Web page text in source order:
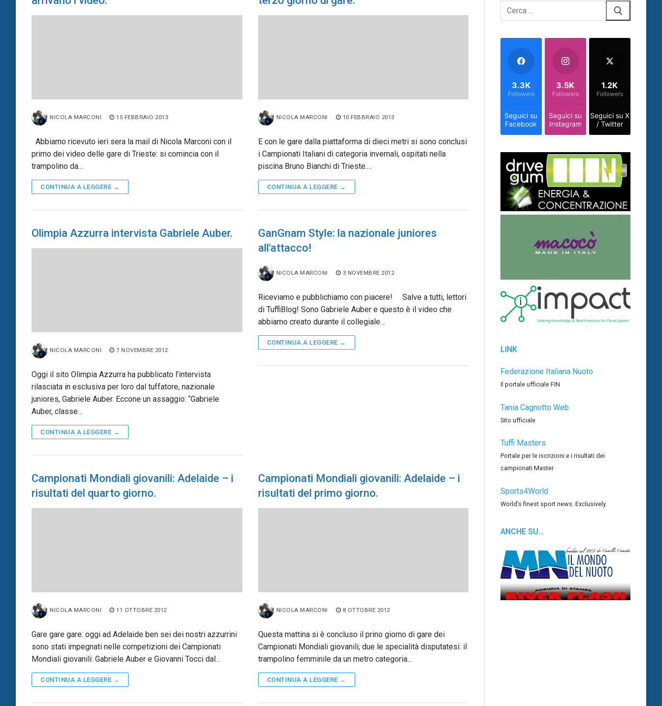
NICOLA MARCONI 15 FEBBRAIO 2013
Abbiamo ricevuto ieri sera la mail di Nicola Marconi con il
primo dei video delle gare di Trieste: si comincia con il
trampolino da…
CONTINUA A LEGGERE →
NICOLA MARCONI 10 FEBBRAIO 2013
E con le gare dalla piattaforma di dieci metri si sono conclusi
i Campionati Italiani di categoria invernali, ospitati nella
piscina Bruno Bianchi di Trieste.…
CONTINUA A LEGGERE →
Olimpia Azzurra intervista Gabriele Auber.
NICOLA MARCONI 7 NOVEMBRE 2012
Oggi il sito Olimpia Azzurra ha pubblicato l’intervista
rilasciata in esclusiva per loro dal tuffatore, nazionale
juniores, Gabriele Auber. Eccone un assaggio: “Gabriele
Auber, classe…
CONTINUA A LEGGERE →
GanGnam Style: la nazionale juniores
all'attacco!
NICOLA MARCONI 3 NOVEMBRE 2012
Riceviamo e pubblichiamo con piacere! Salve a tutti, lettori
di TuffiBlog! Sono Gabriele Auber e questo è il video che
abbiamo creato durante il collegiale…
CONTINUA A LEGGERE →
Campionati Mondiali giovanili: Adelaide – i
risultati del quarto giorno.
NICOLA MARCONI 11 OTTOBRE 2012
Gare gare gare: oggi ad Adelaide ben sei dei nostri azzurrini
sono stati impegnati nelle competizioni dei Campionati
Mondiali giovanili: Gabriele Auber e Giovanni Tocci dal…
CONTINUA A LEGGERE →
Campionati Mondiali giovanili: Adelaide – i
risultati del primo giorno.
NICOLA MARCONI 8 OTTOBRE 2012
Questa mattina si è concluso il prino giorno di gare dei
Campionati Mondiali giovanili; due le specialità disputatesi: il
trampolino femminile da un metro categoria…
CONTINUA A LEGGERE →
Cerca:
Seguici su
Facebook
3.3K
Followers
Seguici su
Instagram
3.5K
Followers
Seguici su X
/ Twitter
1.2K
Followers
LINK
Federazione Italiana Nuoto
Il portale ufficiale FIN
Tania Cagnotto Web
Sito ufficiale
Tuffi Masters
Portale per le iscrizioni e i risultati dei
campionati Master
Sports4World
World’s finest sport news. Exclusively.
ANCHE SU…